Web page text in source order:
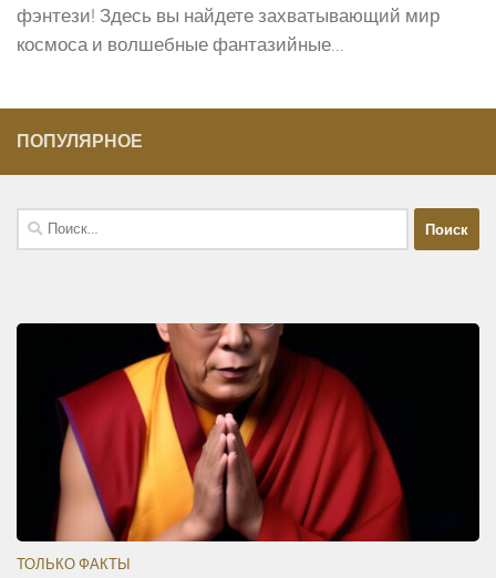
фэнтези! Здесь вы найдете захватывающий мир
космоса и волшебные фантазийные...
ПОПУЛЯРНОЕ
Найти:
ТОЛЬКО ФАКТЫ